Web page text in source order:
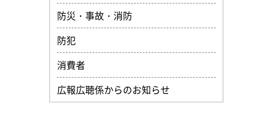
防災・事故・消防
防犯
消費者
広報広聴係からのお知らせ